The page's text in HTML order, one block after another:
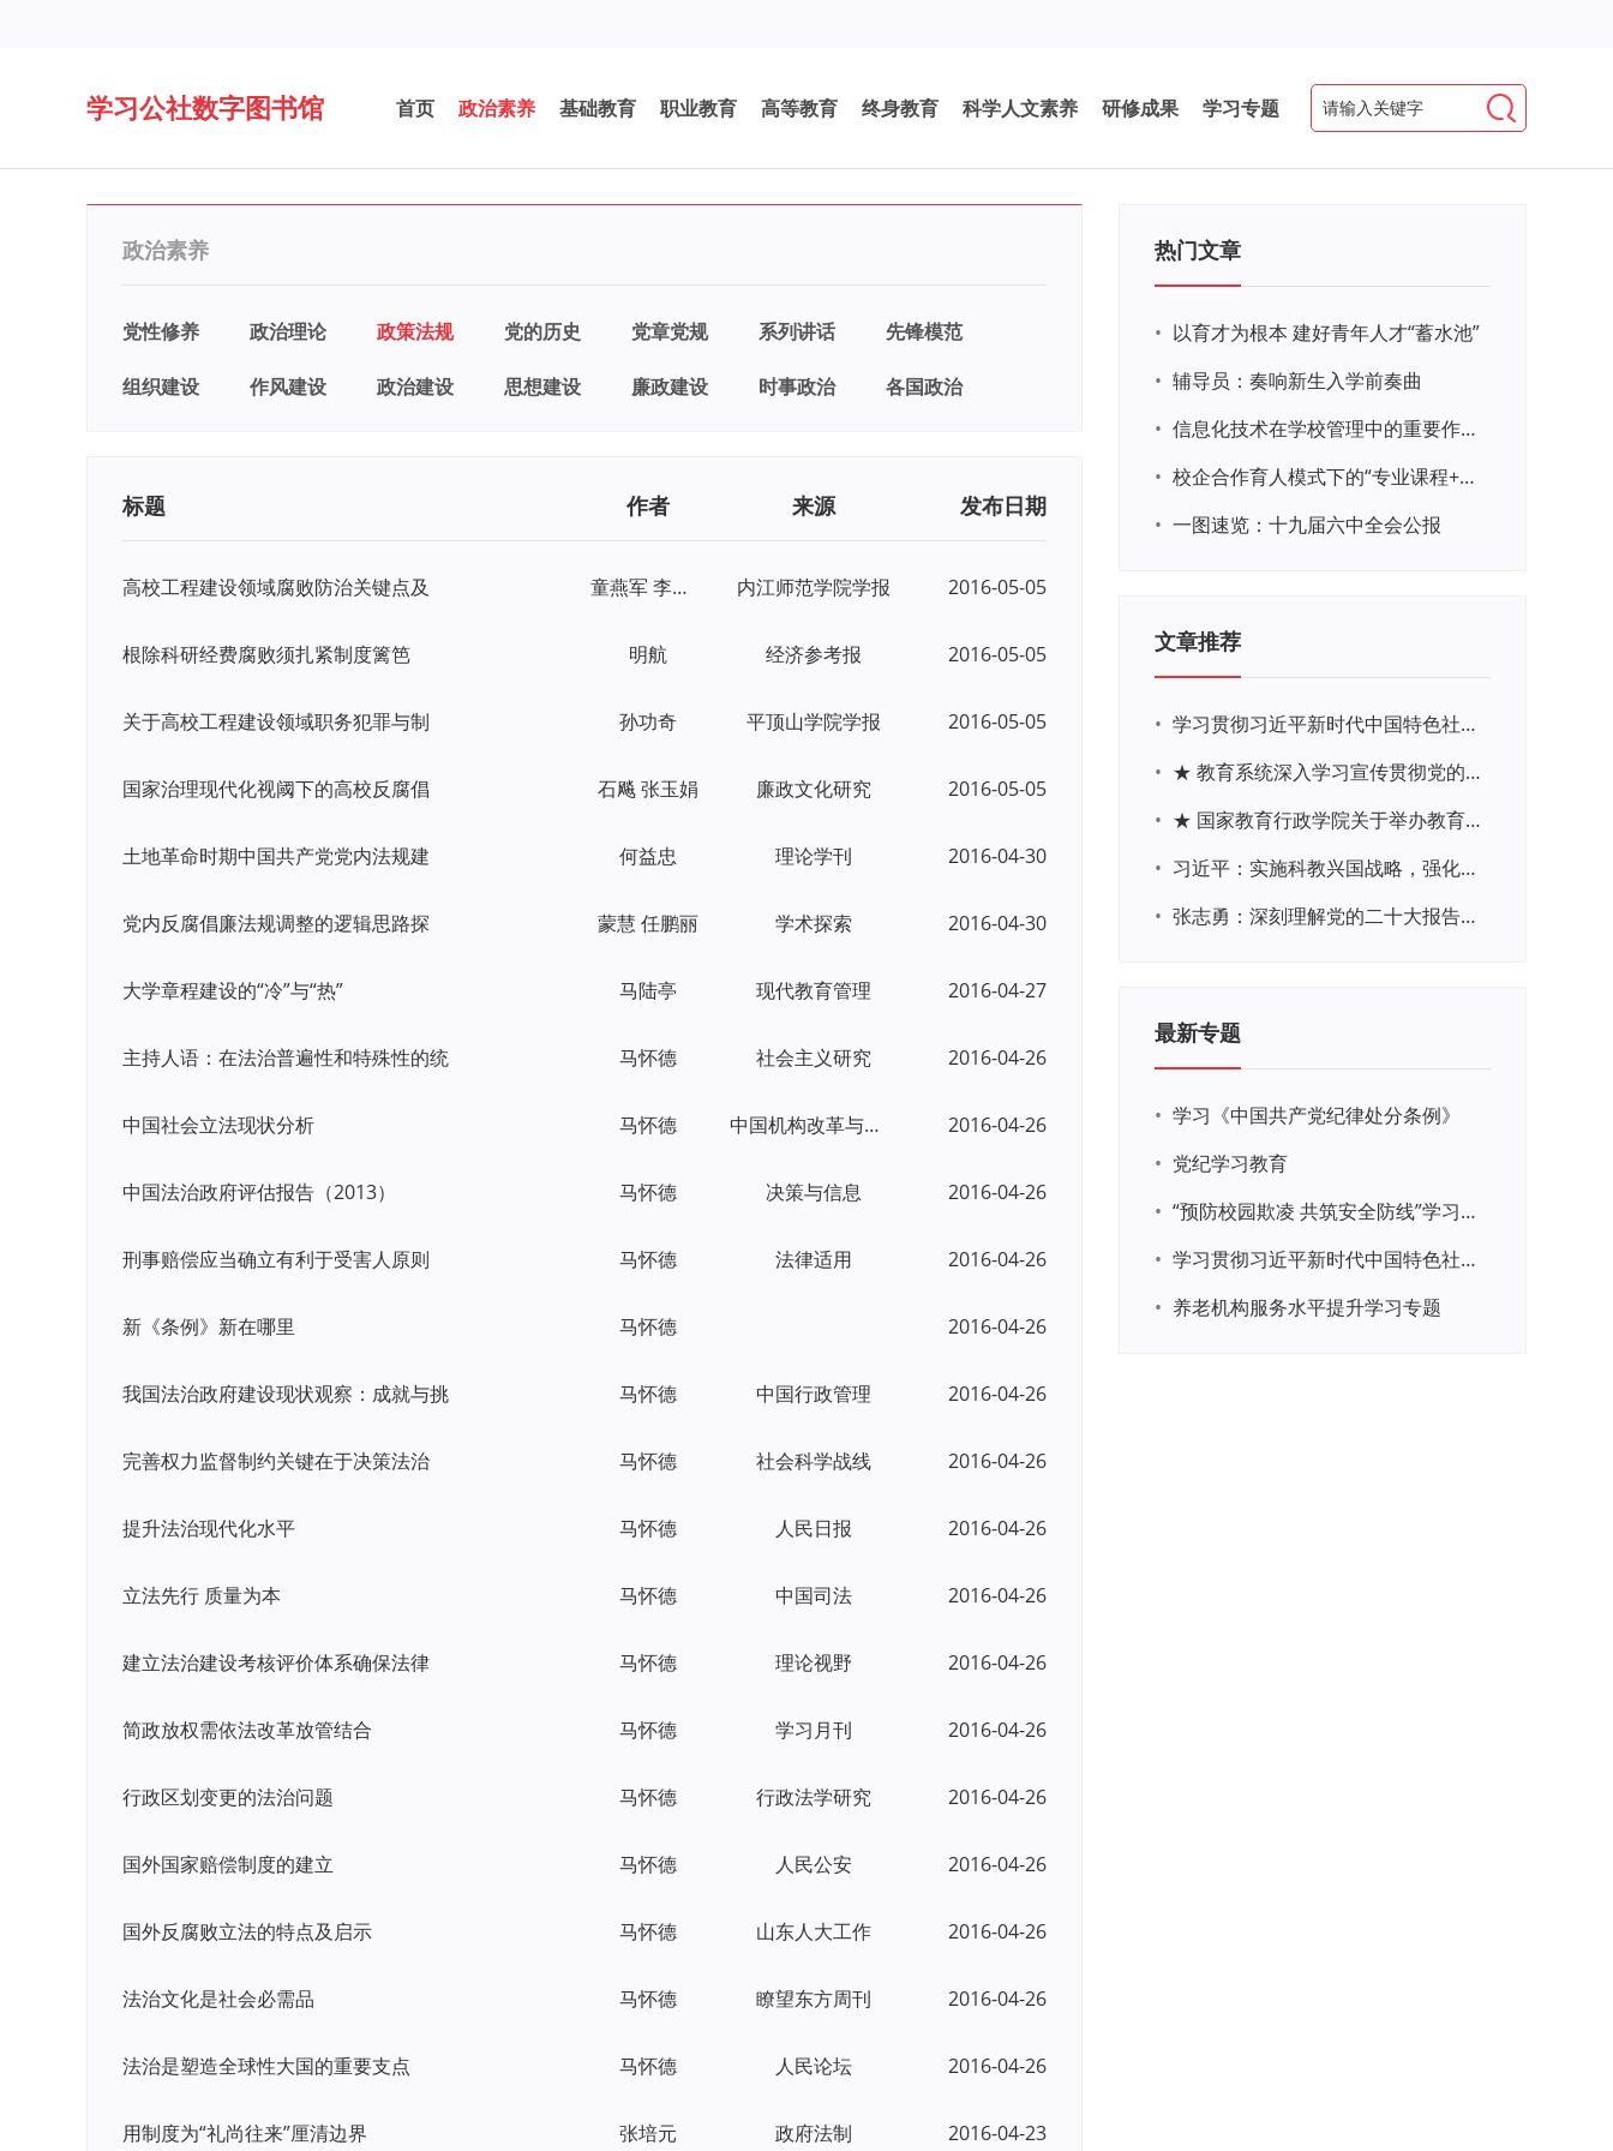
学习公社数字图书馆 首页 政治素养 基础教育 职业教育 高等教育 终身教育 科学人文素养 研修成果 学习专题
政治素养
党性修养 政治理论 政策法规 党的历史 党章党规 系列讲话 先锋模范
组织建设 作风建设 政治建设 思想建设 廉政建设 时事政治 各国政治
标题 作者 来源 发布日期
高校工程建设领域腐败防治关键点及 童燕军 李红霞 内江师范学院学报 2016-05-05
根除科研经费腐败须扎紧制度篱笆 明航 经济参考报 2016-05-05
关于高校工程建设领域职务犯罪与制 孙功奇 平顶山学院学报 2016-05-05
国家治理现代化视阈下的高校反腐倡 石飚 张玉娟 廉政文化研究 2016-05-05
土地革命时期中国共产党党内法规建 何益忠 理论学刊 2016-04-30
党内反腐倡廉法规调整的逻辑思路探 蒙慧 任鹏丽 学术探索 2016-04-30
大学章程建设的“冷”与“热” 马陆亭 现代教育管理 2016-04-27
主持人语：在法治普遍性和特殊性的统 马怀德 社会主义研究 2016-04-26
中国社会立法现状分析 马怀德 中国机构改革与管理 2016-04-26
中国法治政府评估报告（2013） 马怀德 决策与信息 2016-04-26
刑事赔偿应当确立有利于受害人原则 马怀德 法律适用 2016-04-26
新《条例》新在哪里 马怀德 2016-04-26
我国法治政府建设现状观察：成就与挑 马怀德 中国行政管理 2016-04-26
完善权力监督制约关键在于决策法治 马怀德 社会科学战线 2016-04-26
提升法治现代化水平 马怀德 人民日报 2016-04-26
立法先行 质量为本 马怀德 中国司法 2016-04-26
建立法治建设考核评价体系确保法律 马怀德 理论视野 2016-04-26
简政放权需依法改革放管结合 马怀德 学习月刊 2016-04-26
行政区划变更的法治问题 马怀德 行政法学研究 2016-04-26
国外国家赔偿制度的建立 马怀德 人民公安 2016-04-26
国外反腐败立法的特点及启示 马怀德 山东人大工作 2016-04-26
法治文化是社会必需品 马怀德 瞭望东方周刊 2016-04-26
法治是塑造全球性大国的重要支点 马怀德 人民论坛 2016-04-26
用制度为“礼尚往来”厘清边界 张培元 政府法制 2016-04-23
热门文章
• 以育才为根本 建好青年人才“蓄水池”
• 辅导员：奏响新生入学前奏曲
•
信息化技术在学校管理中的重要作用 ——以贵州省威宁民族中学和校园使用等为例
•
校企合作育人模式下的“专业课程+思政教育+党建活动”交叉融合的课程思政教学探索与实践
• 一图速览：十九届六中全会公报
文章推荐
•
学习贯彻习近平新时代中国特色社会主义思想主题教育网络培训
•
★ 教育系统深入学习宣传贯彻党的二十大精神学习专题
•
★ 国家教育行政学院关于举办教育系统深入学习宣传贯彻党的二十大精神专题网络培训的通知
•
习近平：实施科教兴国战略，强化现代化建设人才支撑
•
张志勇：深刻理解党的二十大报告关于教育的新思想、新战略、新要求
最新专题
• 学习《中国共产党纪律处分条例》
• 党纪学习教育
•
“预防校园欺凌 共筑安全防线”学习专题
•
学习贯彻习近平新时代中国特色社会主义思想主题教育
• 养老机构服务水平提升学习专题